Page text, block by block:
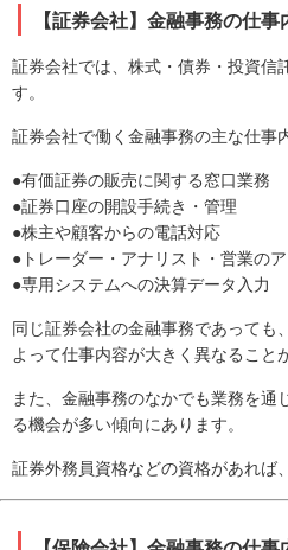
【証券会社】金融事務の仕事
証券会社では、株式・債券・投資信
す。
証券会社で働く金融事務の主な仕事
●有価証券の販売に関する窓口業務
●証券口座の開設手続き・管理
●株主や顧客からの電話対応
●トレーダー・アナリスト・営業の
●専用システムへの決算データ入力
同じ証券会社の金融事務であっても
よって仕事内容が大きく異なること
また、金融事務のなかでも業務を通
る機会が多い傾向にあります。
証券外務員資格などの資格があれば